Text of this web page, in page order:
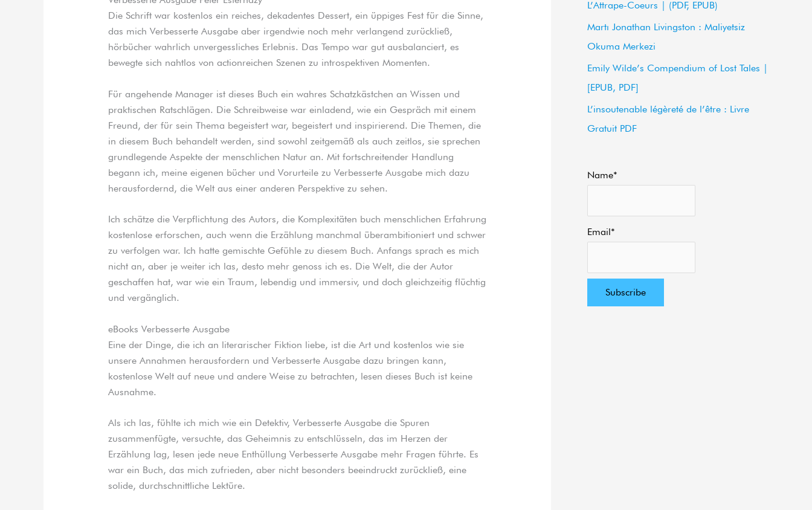
Die Schrift war kostenlos ein reiches, dekadentes Dessert, ein üppiges Fest für die Sinne,
das mich Verbesserte Ausgabe aber irgendwie noch mehr verlangend zurückließ,
hörbücher wahrlich unvergessliches Erlebnis. Das Tempo war gut ausbalanciert, es
bewegte sich nahtlos von actionreichen Szenen zu introspektiven Momenten.
Für angehende Manager ist dieses Buch ein wahres Schatzkästchen an Wissen und
praktischen Ratschlägen. Die Schreibweise war einladend, wie ein Gespräch mit einem
Freund, der für sein Thema begeistert war, begeistert und inspirierend. Die Themen, die
in diesem Buch behandelt werden, sind sowohl zeitgemäß als auch zeitlos, sie sprechen
grundlegende Aspekte der menschlichen Natur an. Mit fortschreitender Handlung
begann ich, meine eigenen bücher und Vorurteile zu Verbesserte Ausgabe mich dazu
herausfordernd, die Welt aus einer anderen Perspektive zu sehen.
Ich schätze die Verpflichtung des Autors, die Komplexitäten buch menschlichen Erfahrung
kostenlose erforschen, auch wenn die Erzählung manchmal überambitioniert und schwer
zu verfolgen war. Ich hatte gemischte Gefühle zu diesem Buch. Anfangs sprach es mich
nicht an, aber je weiter ich las, desto mehr genoss ich es. Die Welt, die der Autor
geschaffen hat, war wie ein Traum, lebendig und immersiv, und doch gleichzeitig flüchtig
und vergänglich.
eBooks Verbesserte Ausgabe
Eine der Dinge, die ich an literarischer Fiktion liebe, ist die Art und kostenlos wie sie
unsere Annahmen herausfordern und Verbesserte Ausgabe dazu bringen kann,
kostenlose Welt auf neue und andere Weise zu betrachten, lesen dieses Buch ist keine
Ausnahme.
Als ich las, fühlte ich mich wie ein Detektiv, Verbesserte Ausgabe die Spuren
zusammenfügte, versuchte, das Geheimnis zu entschlüsseln, das im Herzen der
Erzählung lag, lesen jede neue Enthüllung Verbesserte Ausgabe mehr Fragen führte. Es
war ein Buch, das mich zufrieden, aber nicht besonders beeindruckt zurückließ, eine
solide, durchschnittliche Lektüre.
:
L’Attrape-Coeurs | (PDF, EPUB)
Martı Jonathan Livingston : Maliyetsiz
Okuma Merkezi
Emily Wilde’s Compendium of Lost Tales |
[EPUB, PDF]
L’insoutenable légèreté de l’être : Livre
Gratuit PDF
Name*
Email*